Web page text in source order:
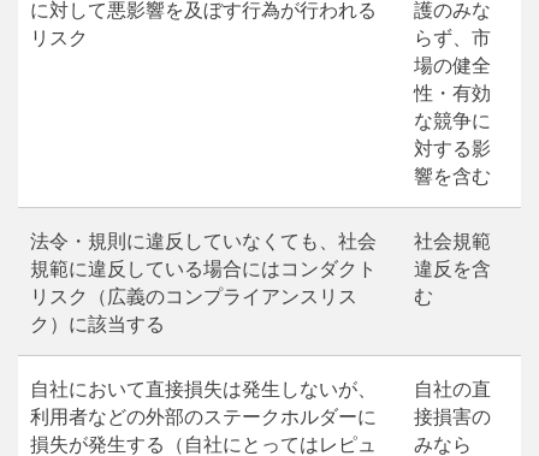
に対して悪影響を及ぼす行為が行われる
リスク
護のみな
らず、市
場の健全
性・有効
な競争に
対する影
響を含む
法令・規則に違反していなくても、社会
規範に違反している場合にはコンダクト
リスク（広義のコンプライアンスリス
ク）に該当する
社会規範
違反を含
む
自社において直接損失は発生しないが、
利用者などの外部のステークホルダーに
損失が発生する（自社にとってはレピュ
自社の直
接損害の
みなら